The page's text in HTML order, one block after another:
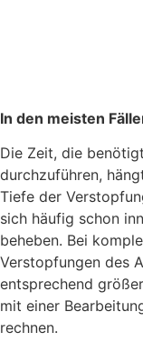
In den meisten
Die Zeit, die
durchzuführen,
Tiefe der
sich häufig schon
beheben. Bei
Verstopfungen des
entsprechend
mit einer
rechnen.